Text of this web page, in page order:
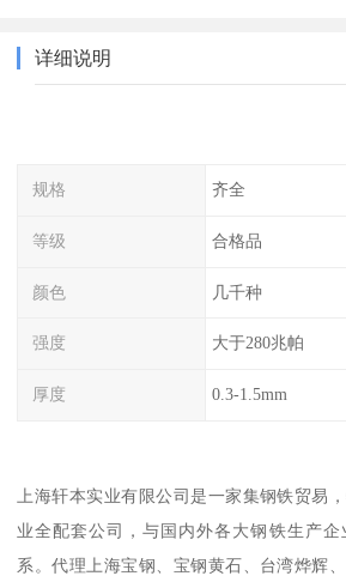
详细说明
规格 齐全
等级 合格品
颜色 几千种
强度 大于280兆帕
厚度 0.3-1.5mm
上海轩本实业有限公司是一家集钢铁贸易
业全配套公司，与国内外各大钢铁生产
系。代理上海宝钢、宝钢黄石、台湾烨辉